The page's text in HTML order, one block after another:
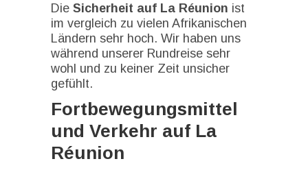
Die Sicherheit auf La Réunion ist
im vergleich zu vielen Afrikanischen
Ländern sehr hoch. Wir haben uns
während unserer Rundreise sehr
wohl und zu keiner Zeit unsicher
gefühlt.
Fortbewegungsmittel
und Verkehr auf La
Réunion